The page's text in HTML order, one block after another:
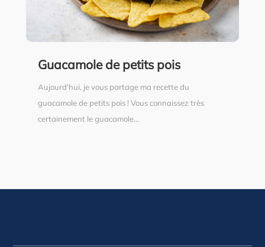
Guacamole de petits pois
Aujourd'hui, je vous partage ma recette du
guacamole de petits pois ! Vous connaissez très
certainement le guacamole...